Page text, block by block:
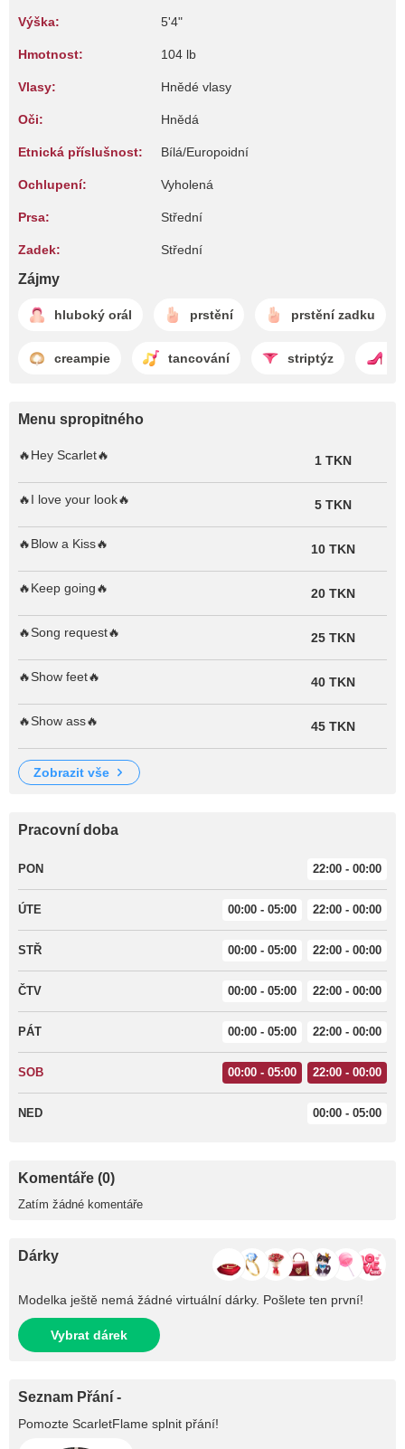
Výška: 5'4"
Hmotnost: 104 lb
Vlasy: Hnědé vlasy
Oči: Hnědá
Etnická příslušnost: Bílá/Europoidní
Ochlupení: Vyholená
Prsa: Střední
Zadek: Střední
Zájmy
hluboký orál prstění prstění zadku
creampie tancování striptýz
Menu spropitného
🔥Hey Scarlet🔥 1 TKN
🔥I love your look🔥 5 TKN
🔥Blow a Kiss🔥 10 TKN
🔥Keep going🔥 20 TKN
🔥Song request🔥 25 TKN
🔥Show feet🔥 40 TKN
🔥Show ass🔥 45 TKN
zobrazit vše
Pracovní doba
PON 22:00 - 00:00
ÚTE 00:00 - 05:00 22:00 - 00:00
STŘ 00:00 - 05:00 22:00 - 00:00
ČTV 00:00 - 05:00 22:00 - 00:00
PÁT 00:00 - 05:00 22:00 - 00:00
SOB 00:00 - 05:00 22:00 - 00:00
NED 00:00 - 05:00
Komentáře (0)
Zatím žádné komentáře
Dárky
Modelka ještě nemá žádné virtuální dárky. Pošlete ten první!
Vybrat dárek
Seznam Přání -
Pomozte ScarletFlame splnit přání!